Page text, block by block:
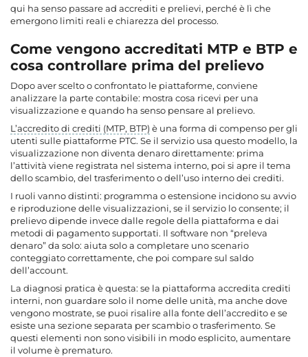
qui ha senso passare ad accrediti e prelievi, perché è lì che
emergono limiti reali e chiarezza del processo.
Come vengono accreditati MTP e BTP e
cosa controllare prima del prelievo
Dopo aver scelto o confrontato le piattaforme, conviene
analizzare la parte contabile: mostra cosa ricevi per una
visualizzazione e quando ha senso pensare al prelievo.
L’accredito di crediti (MTP, BTP) è una forma di compenso per gli
utenti sulle piattaforme PTC. Se il servizio usa questo modello, la
visualizzazione non diventa denaro direttamente: prima
l’attività viene registrata nel sistema interno, poi si apre il tema
dello scambio, del trasferimento o dell’uso interno dei crediti.
I ruoli vanno distinti: programma o estensione incidono su avvio
e riproduzione delle visualizzazioni, se il servizio lo consente; il
prelievo dipende invece dalle regole della piattaforma e dai
metodi di pagamento supportati. Il software non “preleva
denaro” da solo: aiuta solo a completare uno scenario
conteggiato correttamente, che poi compare sul saldo
dell’account.
La diagnosi pratica è questa: se la piattaforma accredita crediti
interni, non guardare solo il nome delle unità, ma anche dove
vengono mostrate, se puoi risalire alla fonte dell’accredito e se
esiste una sezione separata per scambio o trasferimento. Se
questi elementi non sono visibili in modo esplicito, aumentare
il volume è prematuro.